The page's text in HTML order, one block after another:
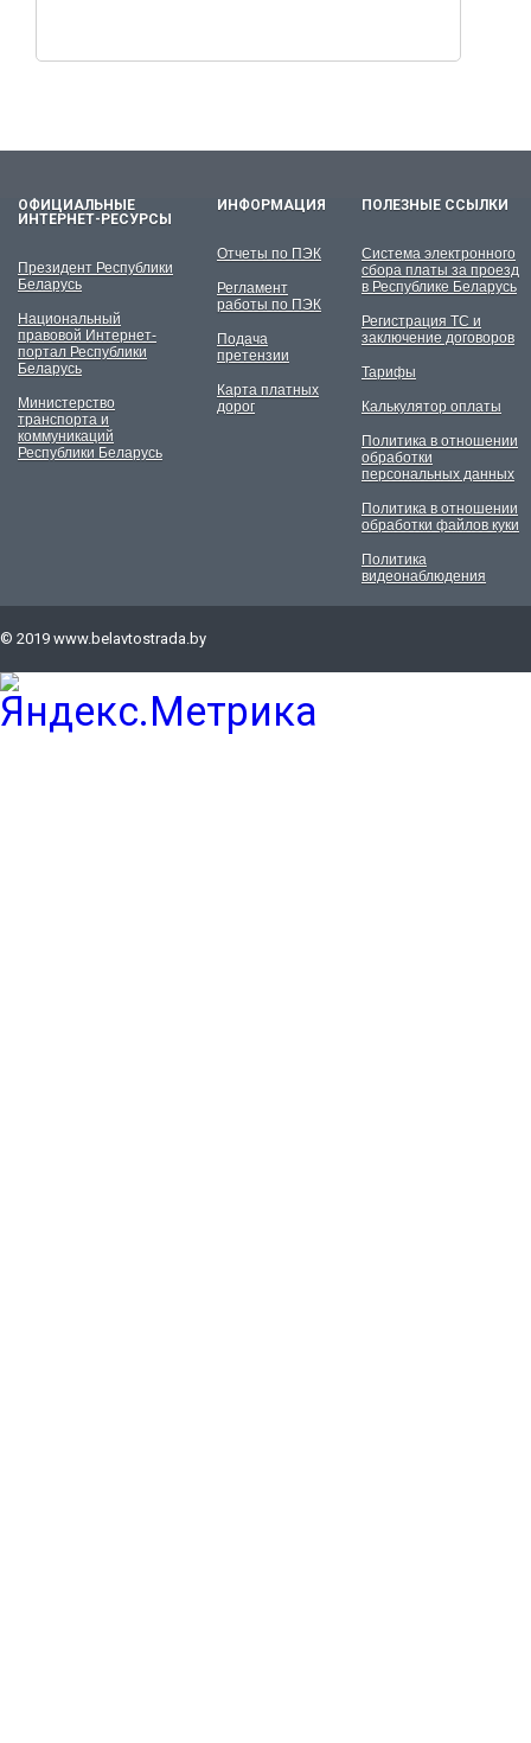
ОФИЦИАЛЬНЫЕ
ИНТЕРНЕТ-РЕСУРСЫ
Президент Республики
Беларусь
Национальный
правовой Интернет-
портал Республики
Беларусь
Министерство
транспорта и
коммуникаций
Республики Беларусь
ИНФОРМАЦИЯ
Отчеты по ПЭК
Регламент
работы по ПЭК
Подача
претензии
Карта платных
дорог
ПОЛЕЗНЫЕ ССЫЛКИ
Система электронного
сбора платы за проезд
в Республике Беларусь
Регистрация ТС и
заключение договоров
Тарифы
Калькулятор оплаты
Политика в отношении
обработки
персональных данных
Политика в отношении
обработки файлов куки
Политика
видеонаблюдения
© 2019 www.belavtostrada.by